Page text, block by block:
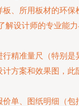
、所用板材的环保
解设计师的专业能
行精准量尺（特别是
方案和效果图，此
价单、图纸明细（包